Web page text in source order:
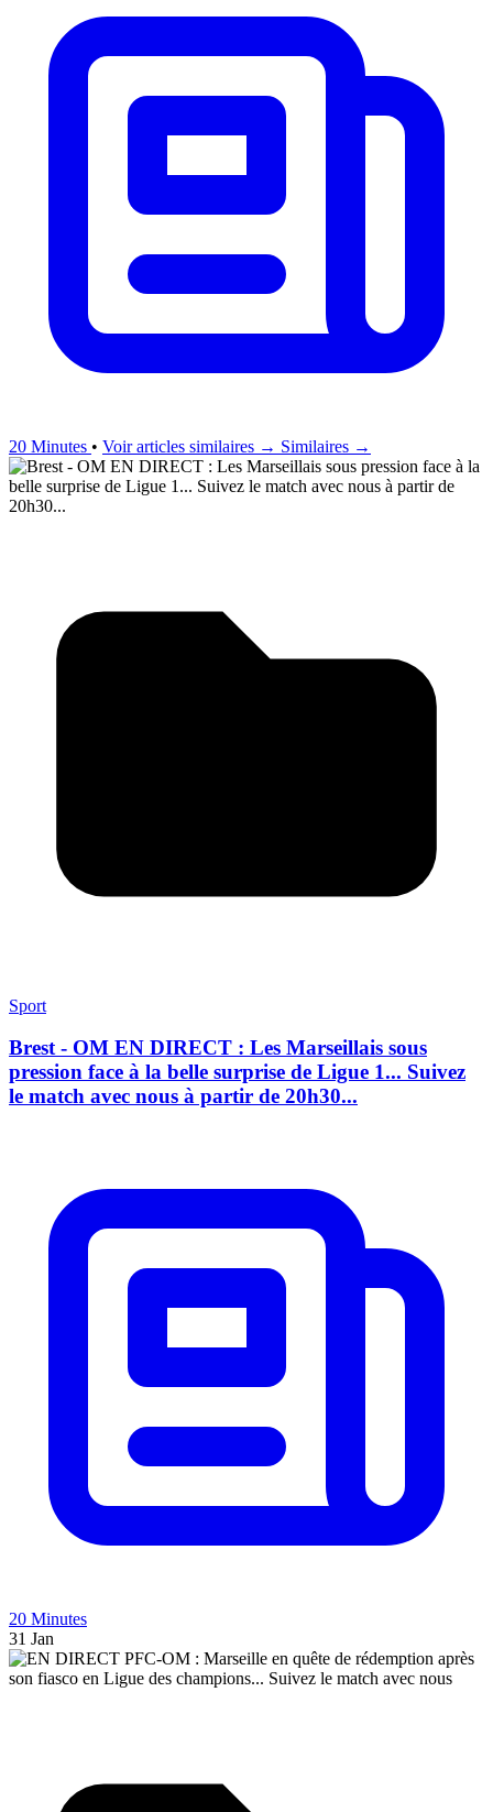
20 Minutes • Voir articles similaires → Similaires →
Sport
Brest - OM EN DIRECT : Les Marseillais sous
pression face à la belle surprise de Ligue 1... Suivez
le match avec nous à partir de 20h30...
20 Minutes
31 Jan